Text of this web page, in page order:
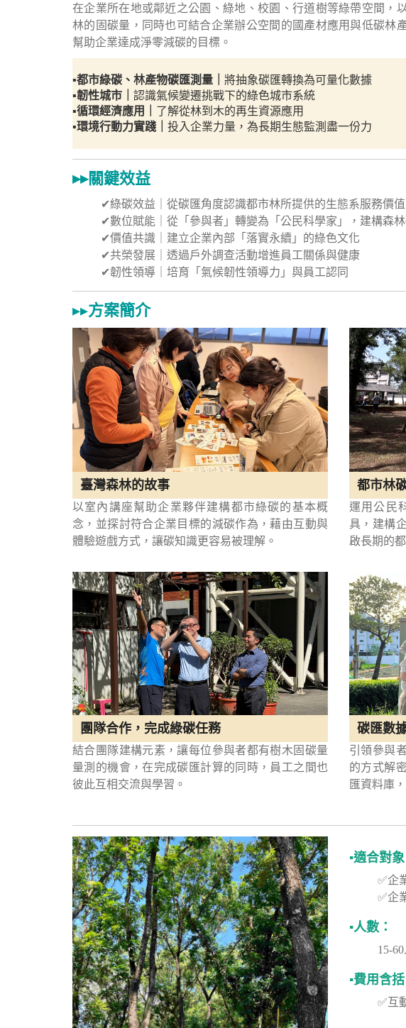
在企業所在地或鄰近之公園、綠地、校園、行道樹等綠帶空間，
林的固碳量，同時也可結合企業辦公空間的國產材應用與低碳林
幫助企業達成淨零減碳的目標。
▪️都市綠碳、林產物碳匯測量｜ 將抽象碳匯轉換為可量化數據
▪️韌性城市｜ 認識氣候變遷挑戰下的綠色城市系統
▪️循環經濟應用｜ 了解從林到木的再生資源應用
▪️環境行動力實踐｜ 投入企業力量，為長期生態監測盡一份力
▸▸關鍵效益
✔綠碳效益｜從碳匯角度認識都市林所提供的生態系服務價值
✔數位賦能｜從「參與者」轉變為「公民科學家」，建構森
✔價值共識｜建立企業內部「落實永續」的綠色文化
✔共榮發展｜透過戶外調查活動增進員工關係與健康
✔韌性領導｜培育「氣候韌性領導力」與員工認同
▸▸方案簡介
臺灣森林的故事
以室內講座幫助企業夥伴建構都市綠碳的基本概
念，並探討符合企業目標的減碳作為，藉由互動與
體驗遊戲方式，讓碳知識更容易被理解。
都市林
運用公民
具，建構
啟長期的
團隊合作，完成綠碳任務
結合團隊建構元素，讓每位參與者都有樹木固碳量
量測的機會，在完成碳匯計算的同時，員工之間也
彼此互相交流與學習。
碳匯數
引領參與
的方式解
匯資料庫
▪️適合對象
✅企
✅企
▪️人數：
15-
▪️費用含括
✅互